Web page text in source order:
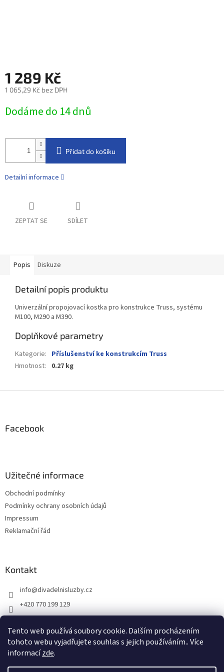
Tento web používá soubory cookie. Dalším procházením
tohoto webu vyjadřujete souhlas s jejich používáním.. Více
informacízde.
1 289 Kč
1 065,29 Kč bez DPH
cena:
Dodáme do 14 dnů
Přidat do košíku
Detailní informace
ZEPTAT SE SDÍLET
Popis Diskuze
Detailní popis produktu
Univerzální propojovací kostka pro konstrukce Truss, systému
M100, M290 a M390.
Doplňkové parametry
Kategorie: Příslušenství ke konstrukcím Truss
Hmotnost: 0.27 kg
Facebook
Užitečné informace
Obchodní podmínky
Podmínky ochrany osobních údajů
Impressum
Reklamační řád
Kontakt
info@divadelnisluzby.cz
+420 770 199 129
Divadelní služby Plzeň
divadelni_sluzby_plzen